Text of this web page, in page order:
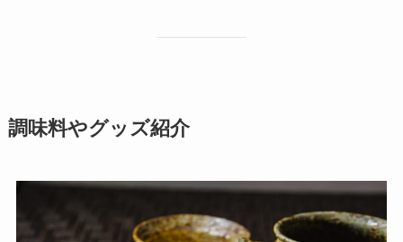
調味料やグッズ紹介